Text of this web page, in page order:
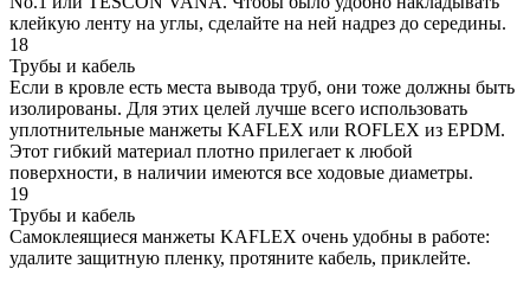
клейкую ленту на углы, сделайте на ней надрез до середины.
18
Трубы и кабель
Если в кровле есть места вывода труб, они тоже должны быть
изолированы. Для этих целей лучше всего использовать
уплотнительные манжеты KAFLEX или ROFLEX из EPDM.
Этот гибкий материал плотно прилегает к любой
поверхности, в наличии имеются все ходовые диаметры.
19
Трубы и кабель
Самоклеящиеся манжеты KAFLEX очень удобны в работе:
удалите защитную пленку, протяните кабель, приклейте.